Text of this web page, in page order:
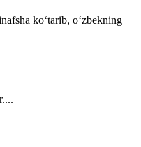
koʻtarib, oʻzbekning